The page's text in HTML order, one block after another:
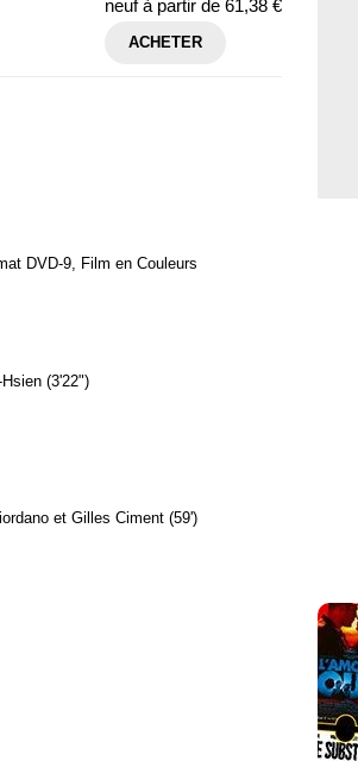
neuf à partir de 61,38 €
ACHETER
DVD-9, Film en Couleurs
(3'22")
et Gilles Ciment (59')